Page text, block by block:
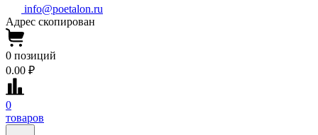
info@poetalon.ru
Адрес скопирован
0 позиций
0.00 ₽
0
товаров